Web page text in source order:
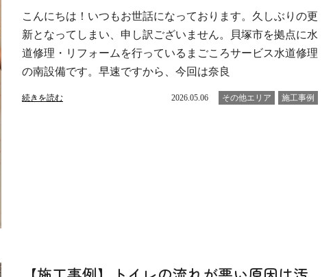
こんにちは！いつもお世話になっております。久しぶりの更
新となってしまい、申し訳ございません。貝塚市を拠点に水
道修理・リフォームを行っているまごころサービス水道修理
の南設備です。早速ですから、今回は奈良
続きを読む 2026.05.06 その他エリア 施工事例